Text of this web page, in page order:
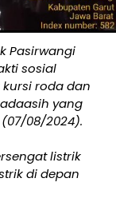
Pasirwangi
sosial
roda dan
yang
08/2024).
listrik
di depan